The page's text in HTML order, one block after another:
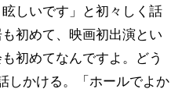
しいです」と初々しく話
初めて、映画初出演とい
初めてなんですよ。どう
しかける。「ホールでよか